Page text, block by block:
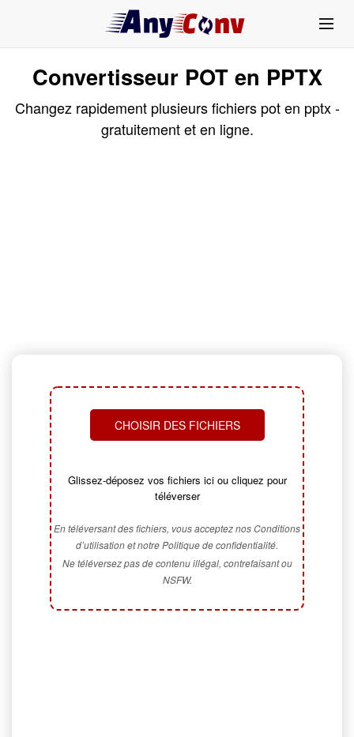
Convertisseur POT en PPTX
Changez rapidement plusieurs fichiers pot en pptx -
gratuitement et en ligne.
CHOISIR DES FICHIERS
Glissez-déposez vos fichiers ici ou cliquez pour
téléverser
En téléversant des fichiers, vous acceptez nos Conditions
d’utilisation et notre Politique de confidentialité.
Ne téléversez pas de contenu illégal, contrefaisant ou
NSFW.